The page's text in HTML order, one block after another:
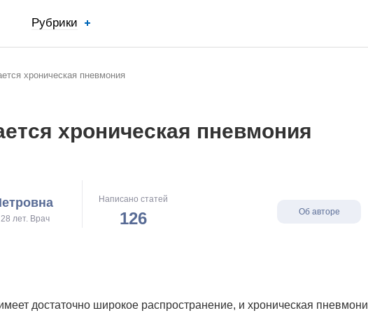
Рубрики
хроническая пневмония
хроническая пневмония
лет. Врач
Написано статей
126 Об авторе
достаточно широкое распространение, и хроническая